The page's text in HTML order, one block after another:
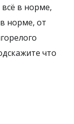
в норме,
норме, от
что